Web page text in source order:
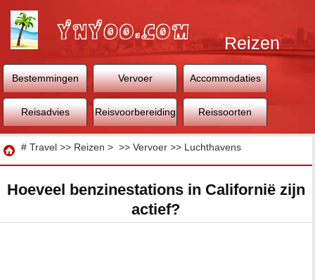
Reizen
Bestemmingen Vervoer Accommodaties
Reisadvies Reisvoorbereiding Reissoorten
Reizen
# Travel >> Reizen > >> Vervoer >> Luchthavens
Hoeveel benzinestations in Californië zijn
actief?